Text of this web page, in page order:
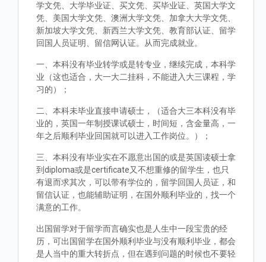
学文凭、大学毕业证、买文凭、买毕业证、英国大学文
凭、美国大学文凭、澳洲大学文凭、加拿大大学文凭、
新加坡大学文凭、新西兰大学文凭、教育部认证、留学
回国人员证明、留信网认证。从而完成就业。
一、本科没有毕业转学或是转专业，继续完成，本科学
业（这也适合，大一大二挂科，不能进入大三课程，学
习的）；
二、本科未毕业直接申请硕士，（适合大三本科没有毕
业的，英国一年制授课试硕士，时间短，含金量高，一
年之后顺利毕业回国就可以进入工作岗位。）；
三、本科没有毕业实在不愿意出国的或是英国读硕士拿
到diploma或是certificate又不想重修的留学生，也只
有退而求其次，可以带有学位的，留学回国人员证，和
留信认证，也能辅助证明，在国外顺利毕业的，找一个
满意的工作。
出国留学对于留学而言确实也是人生中一段宝贵的经
历，可出国留学在国外顺利毕业与没有顺利毕业，都会
是人当中的重大转折点，但在遇到问题的时候也不要轻